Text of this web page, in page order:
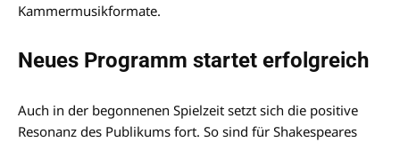
Kammermusikformate.
Neues Programm startet erfolgreich
Auch in der begonnenen Spielzeit setzt sich die positive
Resonanz des Publikums fort. So sind für Shakespeares